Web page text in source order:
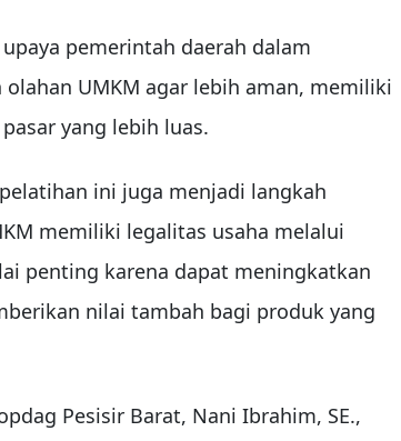
pemerintah daerah dalam
UMKM agar lebih aman, memiliki
yang lebih luas.
ini juga menjadi langkah
memiliki legalitas usaha melalui
penting karena dapat meningkatkan
nilai tambah bagi produk yang
Pesisir Barat, Nani Ibrahim, SE.,